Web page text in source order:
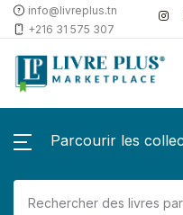
info@livreplus.tn
+216 31 575 307
Parcourir les